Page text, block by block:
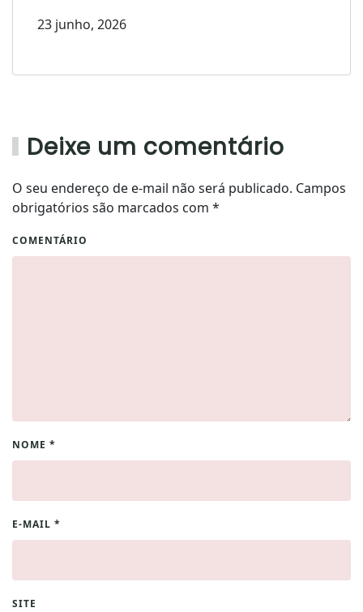
23 junho, 2026
Deixe um comentário
O seu endereço de e-mail não será publicado. Campos
obrigatórios são marcados com *
COMENTÁRIO
NOME *
E-MAIL *
SITE